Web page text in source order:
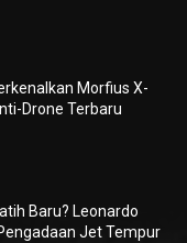
Morfius X-
Drone Terbaru
Baru? Leonardo
Jet Tempur